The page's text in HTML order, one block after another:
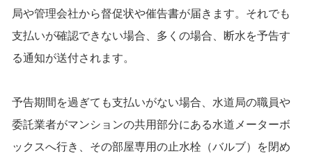
局や管理会社から督促状や催告書が届きます。 それでも
支払いが確認できない場合、多くの場合、断水を予告す
る通知が送付されます。
予告期間を過ぎても支払いがない場合、水道局の職員や
委託業者がマンションの共用部分にある水道メーターボ
ックスへ行き、その部屋専用の止水栓（バルブ）を閉め